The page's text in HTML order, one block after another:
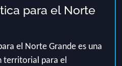
para el Norte
el Norte Grande es una
territorial para el